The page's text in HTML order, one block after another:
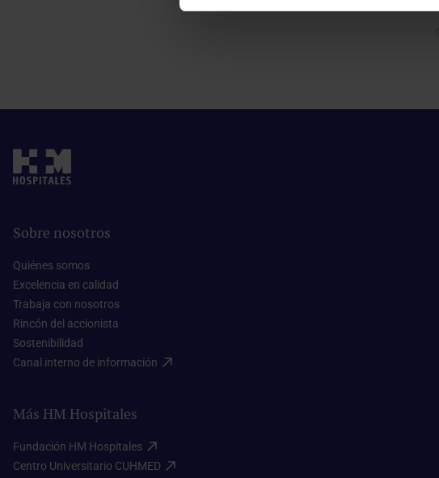
Sobre nosotros
Quiénes somos​
Excelencia en calidad​
Trabaja con nosotros​
Rincón del accionista​
Sostenibilidad​
Canal interno de información​
Más HM Hospitales
Fundación HM Hospitales​
Centro Universitario CUHMED​